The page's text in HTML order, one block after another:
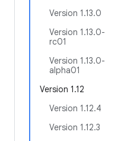
Version 1.13.0
Version 1.13.0-
rc01
Version 1.13.0-
alpha01
Version 1.12
Version 1.12.4
Version 1.12.3